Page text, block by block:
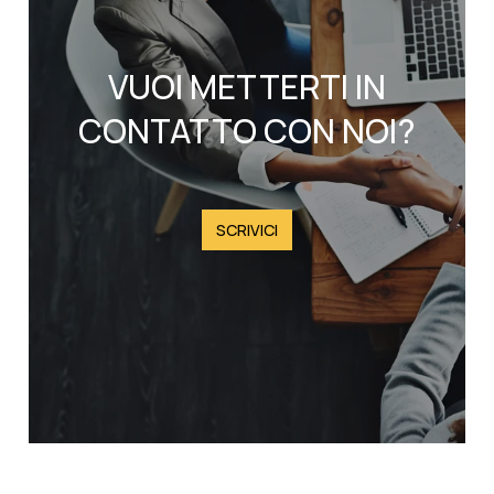
VUOI METTERTI IN
CONTATTO CON NOI?
SCRIVICI